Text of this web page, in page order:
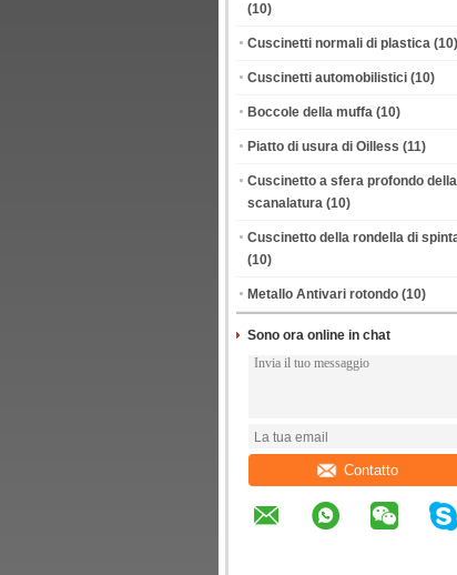
(10)
Cuscinetti normali di plastica (10)
Cuscinetti automobilistici (10)
Boccole della muffa (10)
Piatto di usura di Oilless (11)
Cuscinetto a sfera profondo della
scanalatura (10)
Cuscinetto della rondella di
(10)
Metallo Antivari rotondo (10)
Sono ora online in chat
Contatto